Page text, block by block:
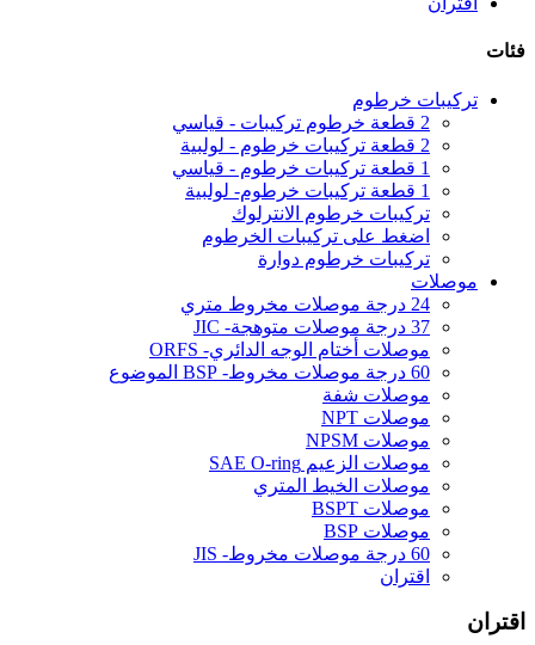
فئات
تركيبات خرطوم
2 قطعة خرطوم تركيبات - قياسي
2 قطعة تركيبات خرطوم - لولبية
1 قطعة تركيبات خرطوم - قياسي
1 قطعة تركيبات خرطوم- لولبية
تركيبات خرطوم الانترلوك
اضغط على تركيبات الخرطوم
تركيبات خرطوم دوارة
موصلات
24 درجة موصلات مخروط متري
37 درجة موصلات متوهجة- JIC
موصلات أختام الوجه الدائري- ORFS
60 درجة موصلات مخروط- BSP الموضوع
موصلات شفة
موصلات NPT
موصلات NPSM
موصلات الزعيم SAE O-ring
موصلات الخيط المتري
موصلات BSPT
موصلات BSP
60 درجة موصلات مخروط- JIS
اقتران
اقتران